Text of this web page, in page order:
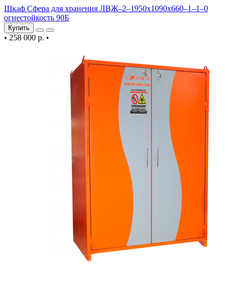
Шкаф Сфера для хранения ЛВЖ–2–1950х1090х660–1–1–0
огнестойкость 90Б
Купить
• 258 000 р. •